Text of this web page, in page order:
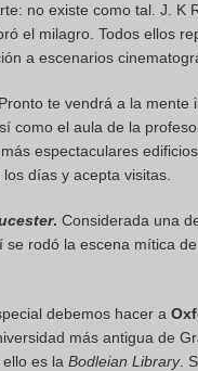
no existe como tal. J. K
el milagro. Todos ellos
a escenarios
Pronto te vendrá a la
como el aula de la
espectaculares
días y acepta visitas.
. Considerada una
rodó la escena mítica
debemos hacer a
más antigua de
es la Bodleian Library.